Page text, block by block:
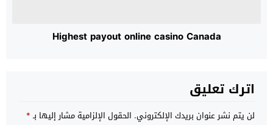
Highest payout online casino Canada
اترك تعليق
لن يتم نشر عنوان بريدك الإلكتروني. الحقول الإلزامية مشار إليها بـ*